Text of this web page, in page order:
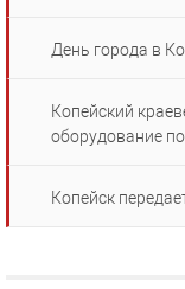
День города в
Копейский
оборудование
Копейск